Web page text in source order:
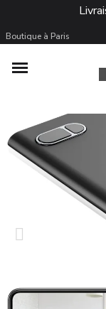
Boutique à Paris